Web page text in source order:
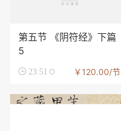
第五节 《阴符经》下篇
5
 23:51 ￥120.00/节